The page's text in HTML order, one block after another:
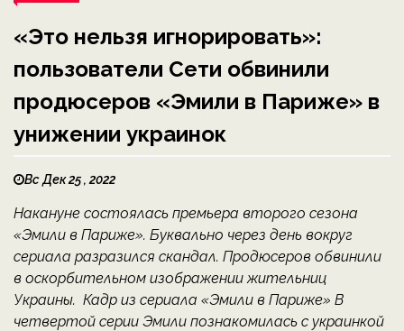
«Это нельзя игнорировать»:
пользователи Сети обвинили
продюсеров «Эмили в Париже» в
унижении украинок
Вс Дек 25 , 2022
Накануне состоялась премьера второго сезона
«Эмили в Париже». Буквально через день вокруг
сериала разразился скандал. Продюсеров обвинили
в оскорбительном изображении жительниц
Украины. Кадр из сериала «Эмили в Париже» В
четвертой серии Эмили познакомилась с украинкой